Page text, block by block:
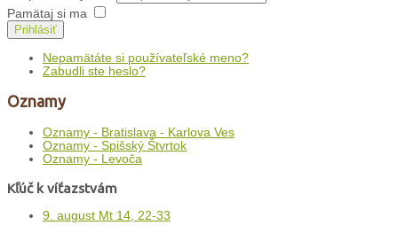
Pamätaj si ma
Prihlásiť
Nepamätáte si používateľské meno?
Zabudli ste heslo?
Oznamy
Oznamy - Bratislava - Karlova Ves
Oznamy - Spišský Štvrtok
Oznamy - Levoča
Kľúč k víťazstvám
9. august Mt 14, 22-33